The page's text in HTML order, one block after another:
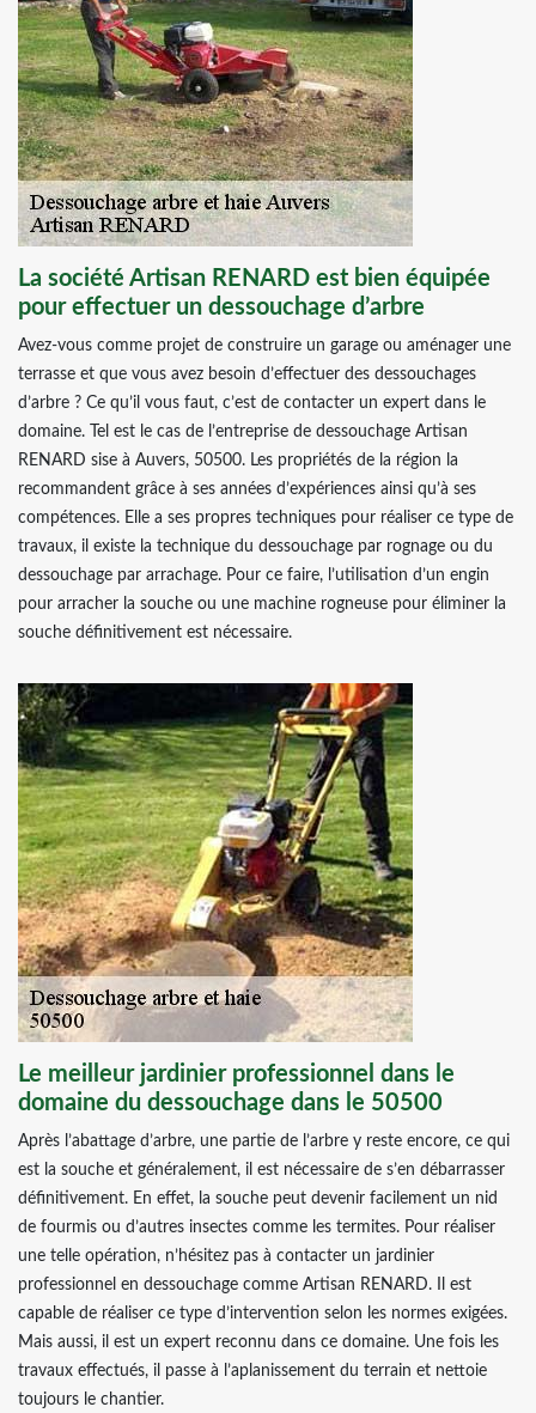
La société Artisan RENARD est bien équipée
pour effectuer un dessouchage d’arbre
Avez-vous comme projet de construire un garage ou aménager une
terrasse et que vous avez besoin d’effectuer des dessouchages
d’arbre ? Ce qu’il vous faut, c’est de contacter un expert dans le
domaine. Tel est le cas de l’entreprise de dessouchage Artisan
RENARD sise à Auvers, 50500. Les propriétés de la région la
recommandent grâce à ses années d’expériences ainsi qu’à ses
compétences. Elle a ses propres techniques pour réaliser ce type de
travaux, il existe la technique du dessouchage par rognage ou du
dessouchage par arrachage. Pour ce faire, l’utilisation d’un engin
pour arracher la souche ou une machine rogneuse pour éliminer la
souche définitivement est nécessaire.
Le meilleur jardinier professionnel dans le
domaine du dessouchage dans le 50500
Après l’abattage d’arbre, une partie de l’arbre y reste encore, ce qui
est la souche et généralement, il est nécessaire de s’en débarrasser
définitivement. En effet, la souche peut devenir facilement un nid
de fourmis ou d’autres insectes comme les termites. Pour réaliser
une telle opération, n’hésitez pas à contacter un jardinier
professionnel en dessouchage comme Artisan RENARD. Il est
capable de réaliser ce type d’intervention selon les normes exigées.
Mais aussi, il est un expert reconnu dans ce domaine. Une fois les
travaux effectués, il passe à l’aplanissement du terrain et nettoie
toujours le chantier.